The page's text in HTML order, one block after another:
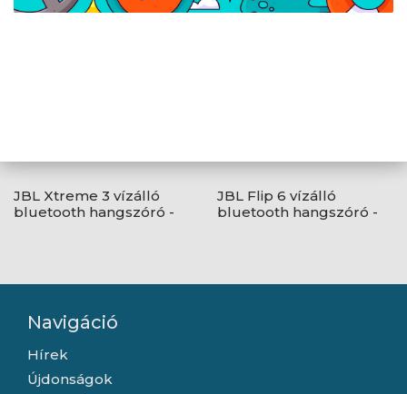
JBL Xtreme 3 vízálló
bluetooth hangszóró -
JBL Flip 6 vízálló
bluetooth hangszóró -
Navigáció
Hírek
Újdonságok